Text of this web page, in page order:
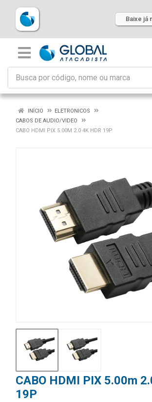
Baixe já
INÍCIO
ELETRONICOS
CABOS DE AUDIO/VIDEO
CABO HDMI PIX 5.00M 2.0 4K HDR 19P
CABO HDMI PIX 5.00m
19P